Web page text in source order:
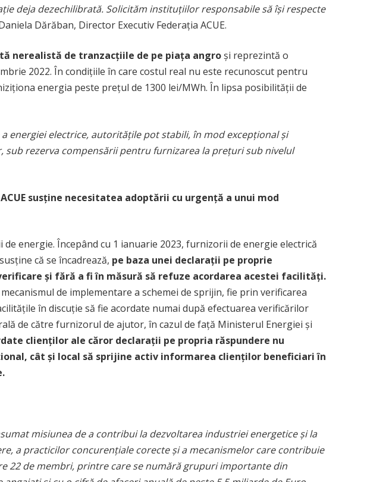
deja dezechilibrată. Solicităm instituțiilor responsabile să își respecte
Dărăban, Director Executiv Federația ACUE.
nerealistă de tranzacțiile de pe piața angroși reprezintă o
2022. În condițiile în care costul real nu este recunoscut pentru
energia peste prețul de 1300 lei/MWh. În lipsa posibilității de
electrice, autoritățile pot stabili, în mod excepțional și
rezerva compensării pentru furnizarea la prețuri sub nivelul
ACUE susține necesitatea adoptării cu urgență a unui mod
energie. Începând cu 1 ianuarie 2023, furnizorii de energie electrică
că se încadrează, pe baza unei declarații pe proprie
și fără a fi în măsură să refuze acordarea acestei facilități.
de implementare a schemei de sprijin, fie prin verificarea
în discuție să fie acordate numai după efectuarea verificărilor
de către furnizorul de ajutor, în cazul de față Ministerul Energiei și
clienților ale căror declarații pe propria răspundere nu
cât și local să sprijine activ informarea clienților beneficiari în
misiunea de a contribui la dezvoltarea industriei energetice și la
a practicilor concurențiale corecte și a mecanismelor care contribuie
22 de membri, printre care se numără grupuri importante din